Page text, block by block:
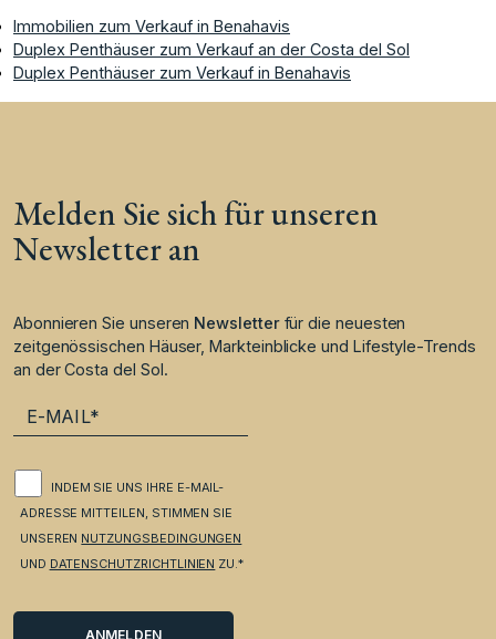
Immobilien zum Verkauf in Benahavis
Duplex Penthäuser zum Verkauf an der Costa del Sol
Duplex Penthäuser zum Verkauf in Benahavis
Melden Sie sich für unseren
Newsletter an
Abonnieren Sie unseren Newsletterfür die neuesten
zeitgenössischen Häuser, Markteinblicke und Lifestyle-Trends
an der Costa del Sol.
INDEM SIE UNS IHRE E-MAIL-
ADRESSE MITTEILEN, STIMMEN SIE
UNSEREN NUTZUNGSBEDINGUNGEN
UND DATENSCHUTZRICHTLINIEN ZU.*